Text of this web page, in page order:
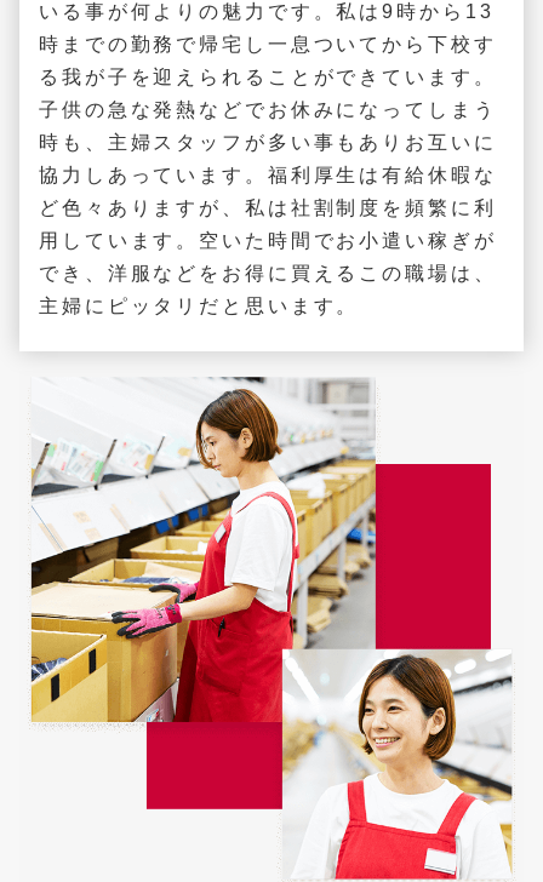
いる事が何よりの魅力です。私は9時から13
時までの勤務で帰宅し一息ついてから下校す
る我が子を迎えられることができています。
子供の急な発熱などでお休みになってしまう
時も、主婦スタッフが多い事もありお互いに
協力しあっています。福利厚生は有給休暇な
ど色々ありますが、私は社割制度を頻繁に利
用しています。空いた時間でお小遣い稼ぎが
でき、洋服などをお得に買えるこの職場は、
主婦にピッタリだと思います。